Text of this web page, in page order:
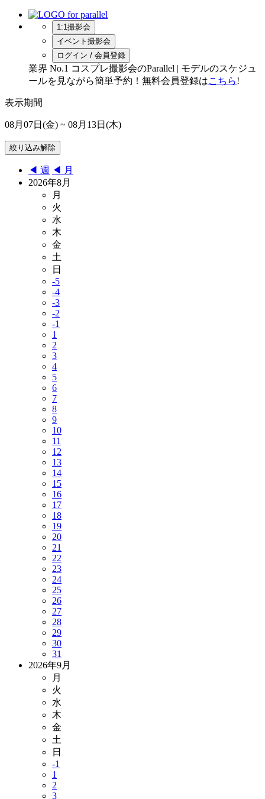
1:1撮影会
イベント撮影会
ログイン / 会員登録
業界 No.1 コスプレ撮影会のParallel | モデルのスケジュ
ールを見ながら簡単予約！無料会員登録はこちら!
表示期間
08月07日(金) ~ 08月13日(木)
◀︎ 週 ◀︎ 月
2026年8月
月
火
水
木
金
土
日
-5
-4
-3
-2
-1
1
2
3
4
5
6
7
8
9
10
11
12
13
14
15
16
17
18
19
20
21
22
23
24
25
26
27
28
29
30
31
2026年9月
月
火
水
木
金
土
日
-1
1
2
3